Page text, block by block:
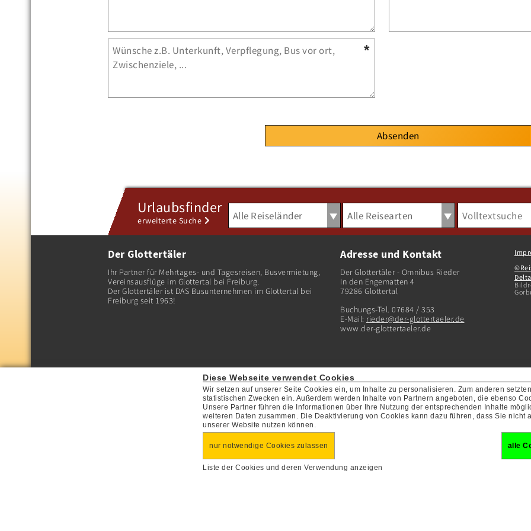
Absenden
Urlaubsfinder
erweiterte Suche
Der Glottertäler
Ihr Partner für Mehrtages- und Tagesreisen, Busvermietung,
Vereinsausflüge im Glottertal bei Freiburg.
Der Glottertäler ist DAS Busunternehmen im Glottertal bei
Freiburg seit 1963!
Adresse und Kontakt
Der Glottertäler - Omnibus Rieder
In den Engematten 4
79286 Glottertal
Buchungs-Tel. 07684 / 353
E-Mail: rieder@der-glottertaeler.de
www.der-glottertaeler.de
Diese Webseite verwendet Cookies
Wir setzen auf unserer Seite Cookies ein, um Inhalte zu personalisieren. Zum anderen
statistischen Zwecken ein. Außerdem werden Inhalte von Partnern angeboten, die ebenso
Unsere Partner führen die Informationen über Ihre Nutzung der entsprechenden Inhalte
weiteren Daten zusammen. Die Deaktivierung von Cookies kann dazu führen, dass Sie nicht
unserer Website nutzen können.
nur notwendige Cookies zulassen alle
Liste der Cookies und deren Verwendung anzeigen